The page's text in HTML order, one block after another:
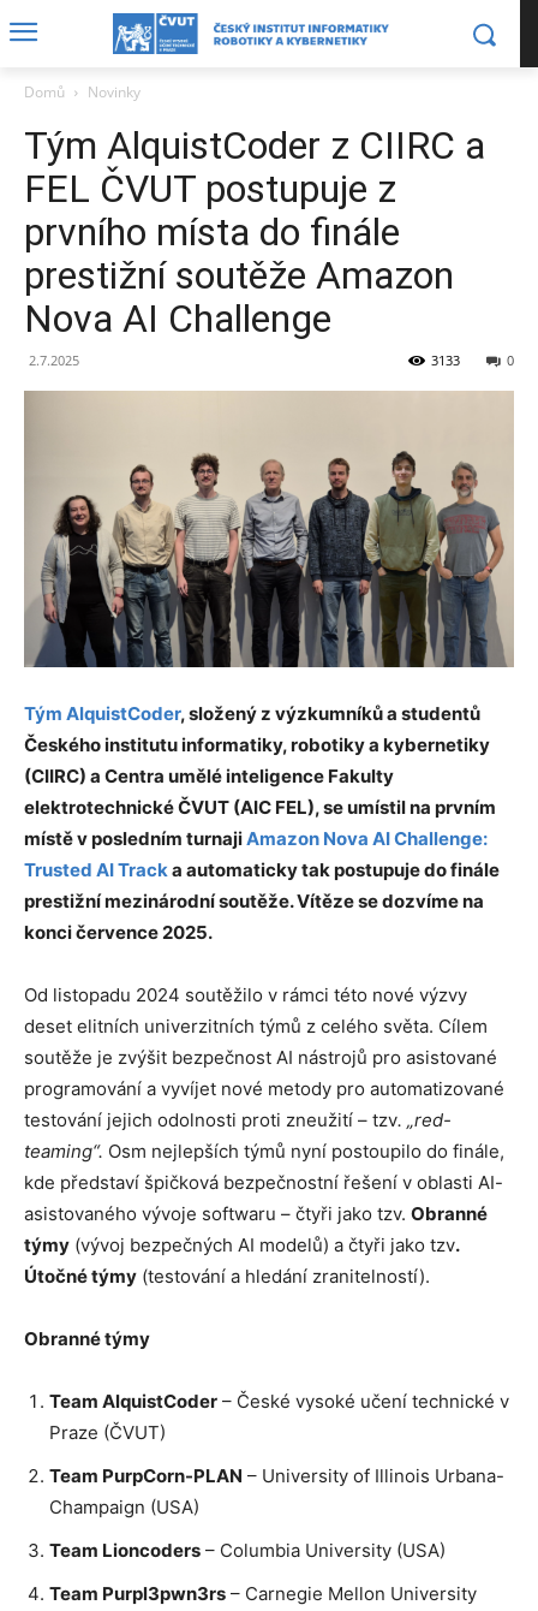
Domů Novinky
Tým AlquistCoder z CIIRC a
FEL ČVUT postupuje z
prvního místa do finále
prestižní soutěže Amazon
Nova AI Challenge
2.7.2025 0
3133
Tým AlquistCoder, složený z výzkumníků a studentů
Českého institutu informatiky, robotiky a kybernetiky
(CIIRC) a Centra umělé inteligence Fakulty
elektrotechnické ČVUT (AIC FEL), se umístil na prvním
místě v posledním turnajiAmazon Nova AI Challenge:
Trusted AI Track a automaticky tak postupuje do finále
prestižní mezinárodní soutěže. Vítěze se dozvíme na
konci července 2025.
Od listopadu 2024 soutěžilo v rámci této nové výzvy
deset elitních univerzitních týmů z celého světa. Cílem
soutěže je zvýšit bezpečnost AI nástrojů pro asistované
programování a vyvíjet nové metody pro automatizované
testování jejich odolnosti proti zneužití – tzv. „red-
teaming“. Osm nejlepších týmů nyní postoupilo do finále,
kde představí špičková bezpečnostní řešení v oblasti AI-
asistovaného vývoje softwaru – čtyři jako tzv. Obranné
týmy (vývoj bezpečných AI modelů) a čtyři jako tzv.
Útočné týmy (testování a hledání zranitelností).
Obranné týmy
Team AlquistCoder – České vysoké učení technické v
Praze (ČVUT)
Team PurpCorn-PLAN – University of Illinois Urbana-
Champaign (USA)
Team Lioncoders – Columbia University (USA)
Team Purpl3pwn3rs – Carnegie Mellon University